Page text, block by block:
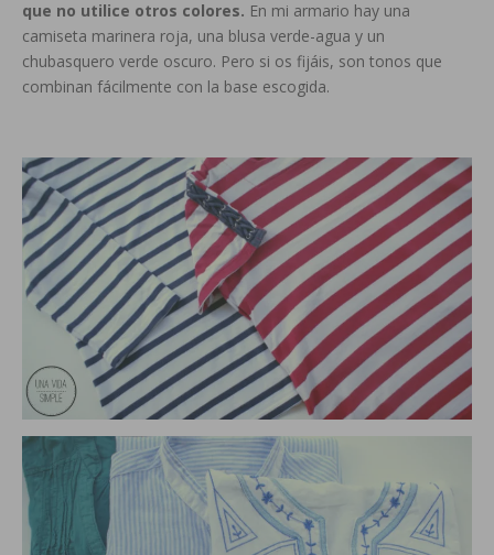
que no utilice otros colores. En mi armario hay una
camiseta marinera roja, una blusa verde-agua y un
chubasquero verde oscuro. Pero si os fijáis, son tonos que
combinan fácilmente con la base escogida.